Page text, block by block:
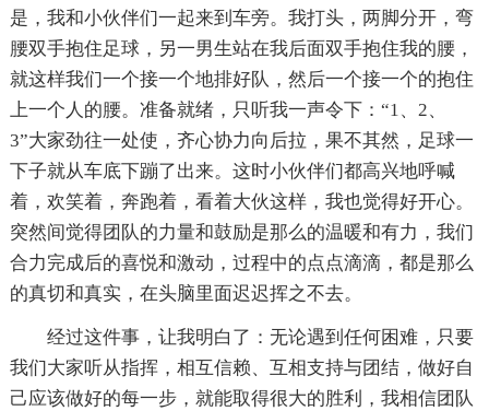
是，我和小伙伴们一起来到车旁。我打头，两脚分开，弯
腰双手抱住足球，另一男生站在我后面双手抱住我的腰，
就这样我们一个接一个地排好队，然后一个接一个的抱住
上一个人的腰。准备就绪，只听我一声令下：“1、2、
3”大家劲往一处使，齐心协力向后拉，果不其然，足球一
下子就从车底下蹦了出来。这时小伙伴们都高兴地呼喊
着，欢笑着，奔跑着，看着大伙这样，我也觉得好开心。
突然间觉得团队的力量和鼓励是那么的温暖和有力，我们
合力完成后的喜悦和激动，过程中的点点滴滴，都是那么
的真切和真实，在头脑里面迟迟挥之不去。
经过这件事，让我明白了：无论遇到任何困难，只要
我们大家听从指挥，相互信赖、互相支持与团结，做好自
己应该做好的每一步，就能取得很大的胜利，我相信团队